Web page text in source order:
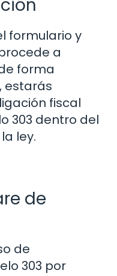
formulario y
a
forma
estarás
fiscal
303 dentro del
ley.
de
de
303 por